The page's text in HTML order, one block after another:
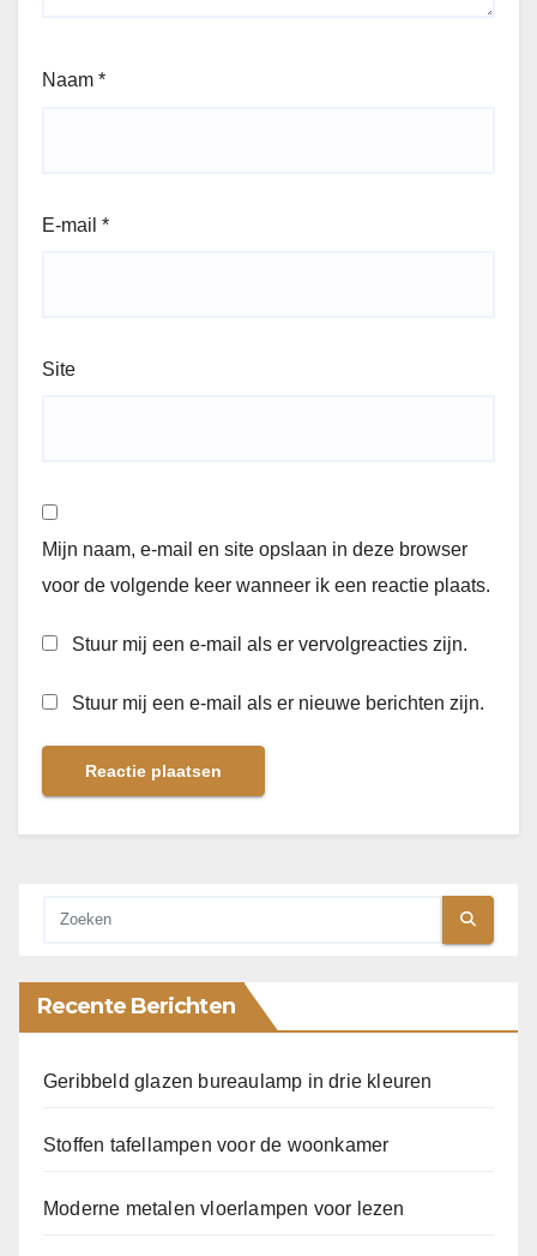
Naam *
E-mail *
Site
Mijn naam, e-mail en site opslaan in deze browser
voor de volgende keer wanneer ik een reactie plaats.
Stuur mij een e-mail als er vervolgreacties zijn.
Stuur mij een e-mail als er nieuwe berichten zijn.
Recente Berichten
Geribbeld glazen bureaulamp in drie kleuren
Stoffen tafellampen voor de woonkamer
Moderne metalen vloerlampen voor lezen